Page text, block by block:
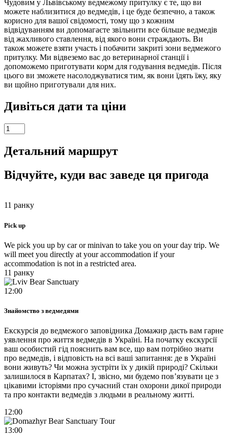
Чудовим у Львівському ведмежому притулку є те, що ви
можете наблизитися до ведмедів, і це буде безпечно, а також
корисно для вашої свідомості, тому що з кожним
відвідуванням ви допомагаєте звільнити все більше ведмедів
від жахливого ставлення, від якого вони страждають. Ви
також можете взяти участь і побачити закриті зони ведмежого
притулку. Ми відвеземо вас до ветеринарної станції і
допоможемо приготувати корм для годування ведмедів. Після
цього ви зможете насолоджуватися тим, як вони їдять їжу, яку
ви щойно приготували для них.
Дивіться дати та ціни
Ведмежий
заповідник
Домажир
-
екскурсія
ведмежого
притулку
Детальний маршрут
Відчуйте, куди вас заведе ця пригода
11 ранку
Pick up
We pick you up by car or minivan to take you on your day trip. We
will meet you directly at your accommodation if your
accommodation is not in a restricted area.
11 ранку
12:00
Знайомство з ведмедями
Екскурсія до ведмежого заповідника Домажир дасть вам гарне
уявлення про життя ведмедів в Україні. На початку екскурсії
ваш особистий гід пояснить вам все, що вам потрібно знати
про ведмедів, і відповість на всі ваші запитання: де в Україні
вони живуть? Чи можна зустріти їх у дикій природі? Скільки
залишилося в Карпатах? І, звісно, ми будемо пов’язувати це з
цікавими історіями про сучасний стан охорони дикої природи
та про контакти ведмедів з людьми в реальному житті.
12:00
13:00